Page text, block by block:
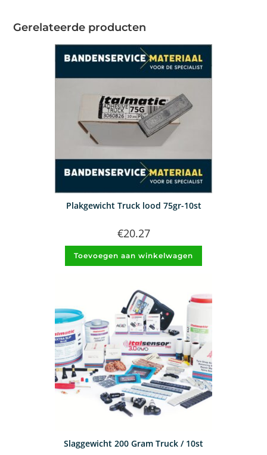
Gerelateerde producten
Plakgewicht Truck lood 75gr-10st
€20.27
Toevoegen aan winkelwagen
Slaggewicht 200 Gram Truck / 10st